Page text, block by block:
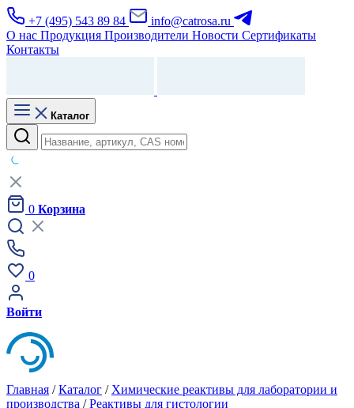
+7 (495) 543 89 84
info@catrosa.ru
О нас Продукция Производители Новости Сертификаты
Контакты
Каталог
0 Корзина
0
Войти
Главная /Каталог / Химические реактивы для лаборатории и
производства /Реактивы для гистологии